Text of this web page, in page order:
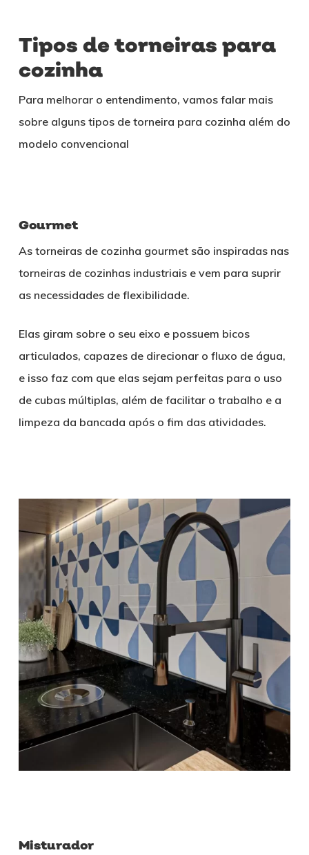
Tipos de torneiras para
cozinha
Para melhorar o entendimento, vamos falar mais
sobre alguns tipos de torneira para cozinha além do
modelo convencional
Gourmet
As torneiras de cozinha gourmet são inspiradas nas
torneiras de cozinhas industriais e vem para suprir
as necessidades de flexibilidade.
Elas giram sobre o seu eixo e possuem bicos
articulados, capazes de direcionar o fluxo de água,
e isso faz com que elas sejam perfeitas para o uso
de cubas múltiplas, além de facilitar o trabalho e a
limpeza da bancada após o fim das atividades.
Misturador